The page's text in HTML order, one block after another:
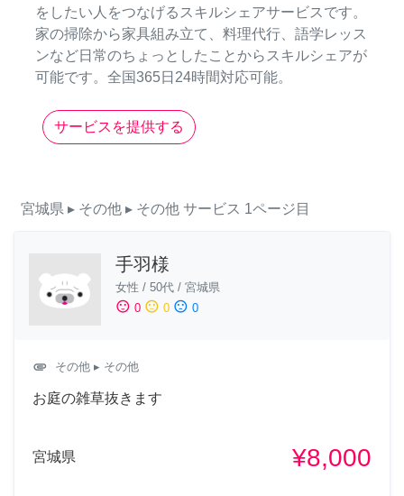
をしたい人をつなげるスキルシェアサービスです。
家の掃除から家具組み立て、料理代行、語学レッス
ンなど日常のちょっとしたことからスキルシェアが
可能です。全国365日24時間対応可能。
サービスを提供する
宮城県 ▸ その他 ▸ その他 サービス 1ページ目
手羽様
女性 / 50代 / 宮城県
sentiment_satisfied 0 sentiment_neutral 0 sentiment_dissatisfied 0
attachment その他 ▸ その他
お庭の雑草抜きます
宮城県 ¥8,000